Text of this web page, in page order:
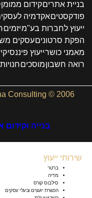
בניית אתריםקידום ממומן
פודקסטיםאקדמיה
ייעוץ לחברות בע"מיזמים
הפקת סרטוניםעסקים
מאמני כושרייעוץ פיננסי
רואה חשבוןמוסכים
2006 © Vazana Consulting, כל הזכויות שמורות.
בנייה וקידום
שירותי ייעוץ
ברטר
מדיה
סילבוס קורס
הכשרת יועצים ובעלי עסקים